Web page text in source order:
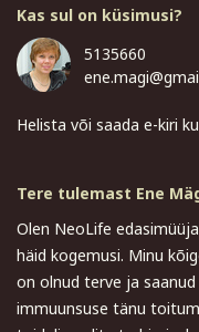
Kas sul on küsimusi?
5135660
Helista või saada e-kiri
Tere tulemast Ene
Olen NeoLife
häid kogemusi. Minu
on olnud terve ja
immuunsuse tänu